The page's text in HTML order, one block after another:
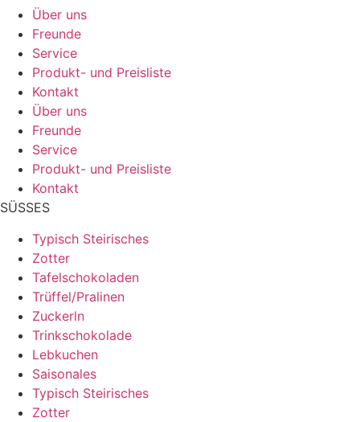
Über uns
Freunde
Service
Produkt- und Preisliste
Kontakt
Über uns
Freunde
Service
Produkt- und Preisliste
Kontakt
SÜSSES
Typisch Steirisches
Zotter
Tafelschokoladen
Trüffel/Pralinen
Zuckerln
Trinkschokolade
Lebkuchen
Saisonales
Typisch Steirisches
Zotter